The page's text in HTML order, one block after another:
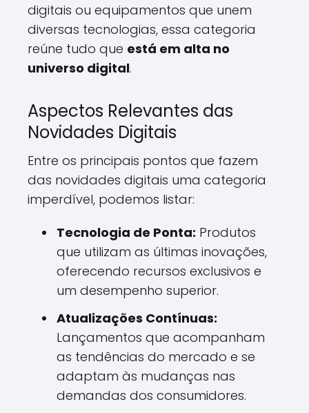
digitais ou equipamentos que unem
diversas tecnologias, essa categoria
reúne tudo que está em alta no
universo digital.
Aspectos Relevantes das
Novidades Digitais
Entre os principais pontos que fazem
das novidades digitais uma categoria
imperdível, podemos listar:
Tecnologia de Ponta: Produtos
que utilizam as últimas inovações,
oferecendo recursos exclusivos e
um desempenho superior.
Atualizações Contínuas:
Lançamentos que acompanham
as tendências do mercado e se
adaptam às mudanças nas
demandas dos consumidores.